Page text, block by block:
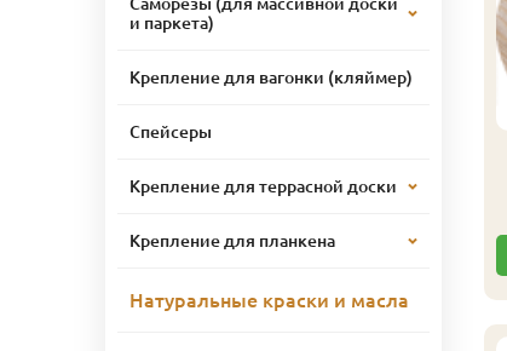
наружных работ
для наружных работ
Купить
и паркета)
Крепление для вагонки (кляймер)
Спейсеры
Крепление для террасной доски
Крепление для планкена
Натуральные краски и масла